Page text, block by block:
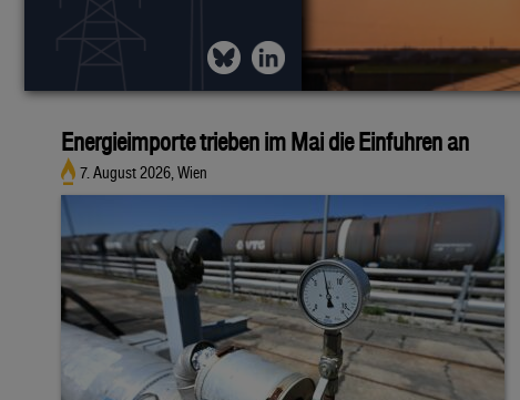
Energieimporte trieben im Mai die Einfuhren an
7. August 2026, Wien